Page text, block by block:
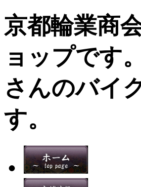
京都輪業商
ョップで
さんのバイ
す。